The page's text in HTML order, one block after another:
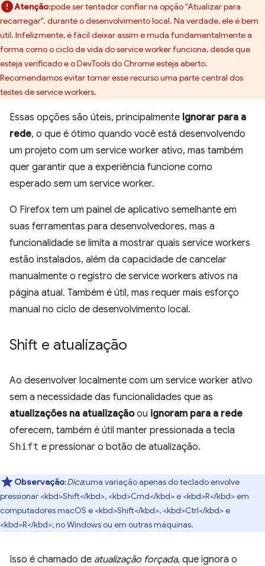
Atenção:pode ser tentador confiar na opção "Atualizar para
recarregar". durante o desenvolvimento local. Na verdade, ele é bem
útil. Infelizmente, é fácil deixar assim e muda fundamentalmente a
forma como o ciclo de vida do service worker funciona, desde que
esteja verificado e o DevTools do Chrome esteja aberto.
Recomendamos evitar tornar esse recurso uma parte central dos
testes de service workers.
Essas opções são úteis, principalmente Ignorar para a
rede, o que é ótimo quando você está desenvolvendo
um projeto com um service worker ativo, mas também
quer garantir que a experiência funcione como
esperado sem um service worker.
O Firefox tem um painel de aplicativo semelhante em
suas ferramentas para desenvolvedores, mas a
funcionalidade se limita a mostrar quais service workers
estão instalados, além da capacidade de cancelar
manualmente o registro de service workers ativos na
página atual. Também é útil, mas requer mais esforço
manual no ciclo de desenvolvimento local.
Shift e atualização
Ao desenvolver localmente com um service worker ativo
sem a necessidade das funcionalidades que as
atualizações na atualizaçãoou ignoram para a rede
oferecem, também é útil manter pressionada a tecla
Shift e pressionar o botão de atualização.
Observação:Dica:uma variação apenas do teclado envolve
pressionar <kbd>Shift</kbd>, <kbd>Cmd</kbd> e <kbd>R</kbd> em
computadores macOS e <kbd>Shift</kbd>, <kbd>Ctrl</kbd> e
<kbd>R</kbd>; no Windows ou em outras máquinas.
Isso é chamado de atualização forçada, que ignora o